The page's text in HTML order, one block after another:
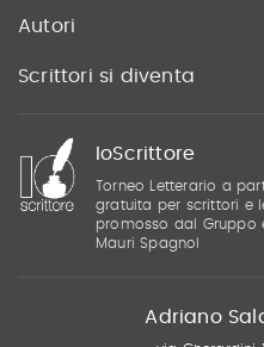
Autori
Scrittori si diventa
IoScrittore
Torneo Letterario a
gratuita per scrittori e
promosso dal Gruppo
Mauri Spagnol
Adriano